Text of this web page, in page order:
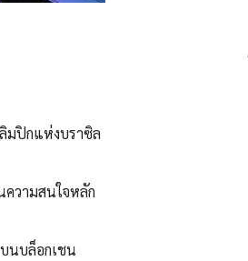
มปิกแห่งบราซิล
วามสนใจหลัก
นบล็อกเชน